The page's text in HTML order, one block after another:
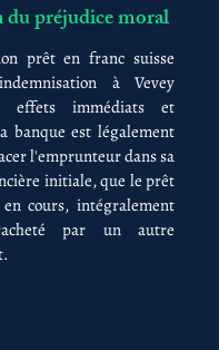
du préjudice moral
prêt en franc suisse
à Vevey
effets immédiats et
banque est légalement
l'emprunteur dans sa
initiale, que le prêt
cours, intégralement
par un autre